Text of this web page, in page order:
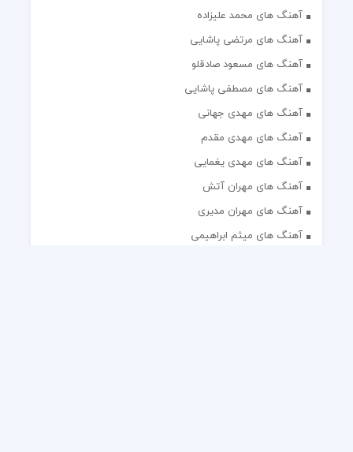
آهنگ های محمد علیزاده
آهنگ های مرتضی پاشایی
آهنگ های مسعود صادقلو
آهنگ های مصطفی پاشایی
آهنگ های مهدی جهانی
آهنگ های مهدی مقدم
آهنگ های مهدی یغمایی
آهنگ های مهران آتش
آهنگ های مهران مدیری
آهنگ های میثم ابراهیمی